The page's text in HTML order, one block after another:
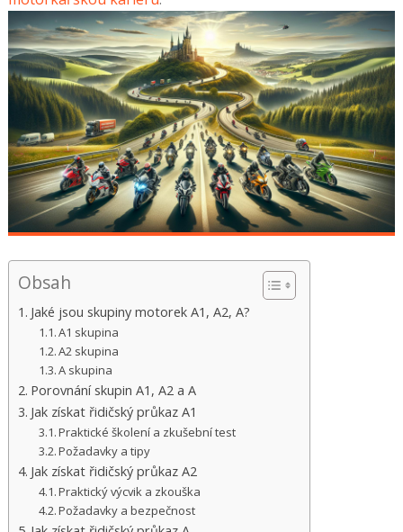
Obsah
Jaké jsou skupiny motorek A1, A2, A?
A1 skupina
A2 skupina
A skupina
Porovnání skupin A1, A2 a A
Jak získat řidičský průkaz A1
Praktické školení a zkušební test
Požadavky a tipy
Jak získat řidičský průkaz A2
Praktický výcvik a zkouška
Požadavky a bezpečnost